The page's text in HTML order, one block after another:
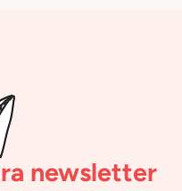
newsletter